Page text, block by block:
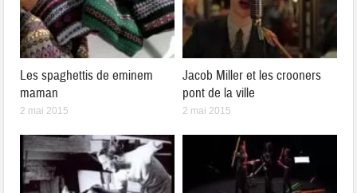
Les spaghettis de eminem
maman
2 mai 2015
Jacob Miller et les crooners
pont de la ville
2 mai 2015